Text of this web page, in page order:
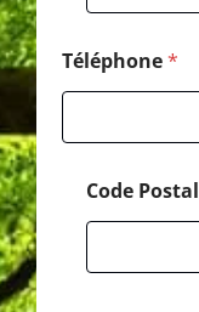
Téléphone*
Code Postal